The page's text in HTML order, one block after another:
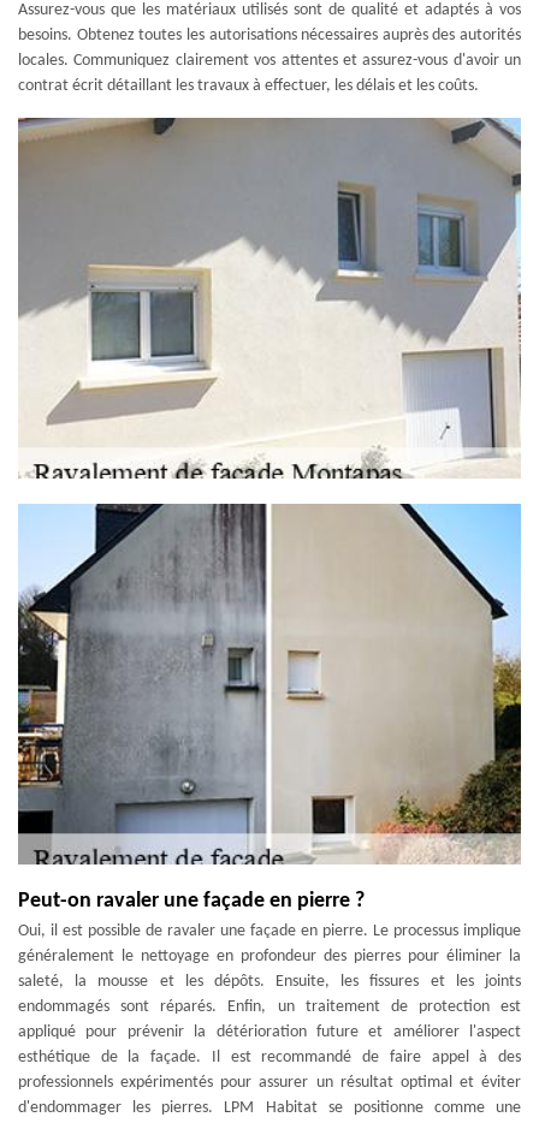
Assurez-vous que les matériaux utilisés sont de qualité et adaptés à vos
besoins. Obtenez toutes les autorisations nécessaires auprès des autorités
locales. Communiquez clairement vos attentes et assurez-vous d'avoir un
contrat écrit détaillant les travaux à effectuer, les délais et les coûts.
Peut-on ravaler une façade en pierre ?
Oui, il est possible de ravaler une façade en pierre. Le processus implique
généralement le nettoyage en profondeur des pierres pour éliminer la
saleté, la mousse et les dépôts. Ensuite, les fissures et les joints
endommagés sont réparés. Enfin, un traitement de protection est
appliqué pour prévenir la détérioration future et améliorer l'aspect
esthétique de la façade. Il est recommandé de faire appel à des
professionnels expérimentés pour assurer un résultat optimal et éviter
d'endommager les pierres. LPM Habitat se positionne comme une